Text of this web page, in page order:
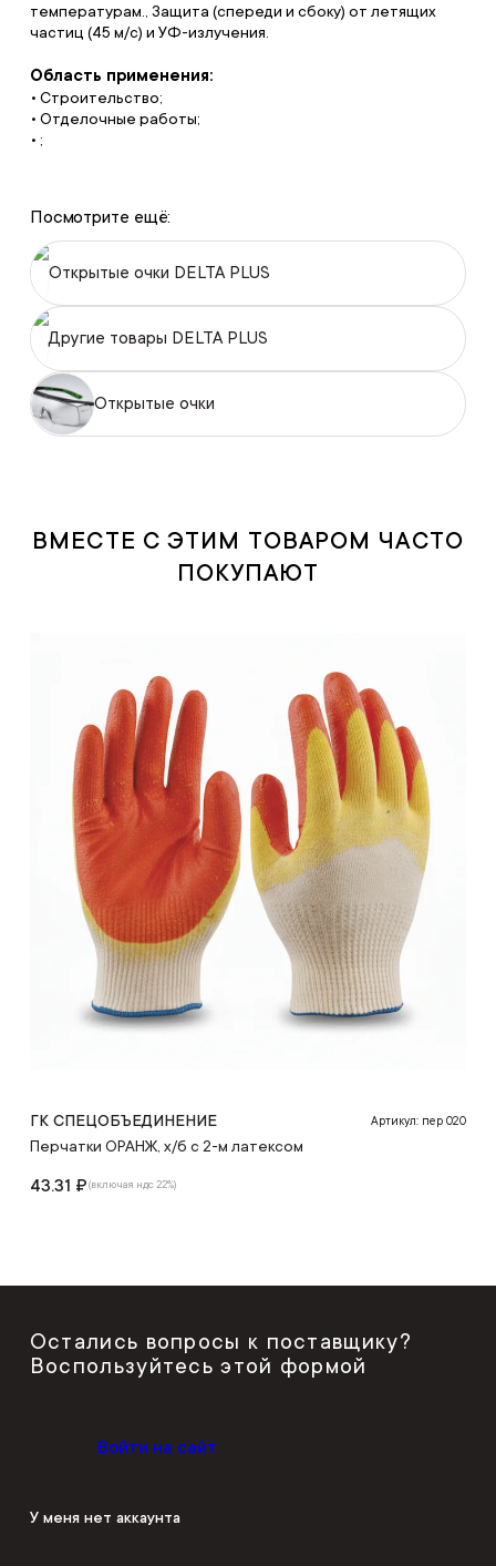
температурам., Защита (спереди и сбоку) от летящих
частиц (45 м/с) и УФ-излучения.
Область применения:
• Строительство;
• Отделочные работы;
• ;
Посмотрите ещё:
Открытые очки DELTA PLUS
Другие товары DELTA PLUS
Открытые очки
ВМЕСТЕ С ЭТИМ ТОВАРОМ ЧАСТО
ПОКУПАЮТ
ГК СПЕЦОБЪЕДИНЕНИЕ Артикул: пер 020
Перчатки ОРАНЖ, х/б с 2-м латексом
43.31 ₽(включая ндс 22%)
Остались вопросы к поставщику?
Воспользуйтесь этой формой
Войти на сайт
У меня нет аккаунта